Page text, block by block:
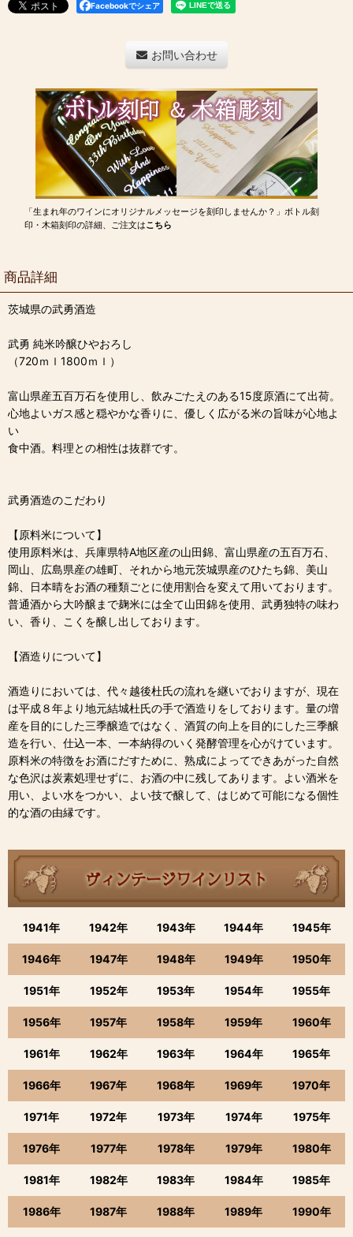
Facebookでシェア
お問い合わせ
「生まれ年のワインにオリジナルメッセージを刻印しませんか？」ボトル刻
印・木箱刻印の詳細、ご注文はこちら
商品詳細
茨城県の武勇酒造
武勇 純米吟醸ひやおろし
（720ｍｌ1800ｍｌ）
富山県産五百万石を使用し、飲みごたえのある15度原酒にて出荷。
心地よいガス感と穏やかな香りに、優しく広がる米の旨味が心地よ
い
食中酒。料理との相性は抜群です。
武勇酒造のこだわり
【原料米について】
使用原料米は、兵庫県特A地区産の山田錦、富山県産の五百万石、
岡山、広島県産の雄町、それから地元茨城県産のひたち錦、美山
錦、日本晴をお酒の種類ごとに使用割合を変えて用いております。
普通酒から大吟醸まで麹米には全て山田錦を使用、武勇独特の味わ
い、香り、こくを醸し出しております。
【酒造りについて】
酒造りにおいては、代々越後杜氏の流れを継いでおりますが、現在
は平成８年より地元結城杜氏の手で酒造りをしております。量の増
産を目的にした三季醸造ではなく、酒質の向上を目的にした三季醸
造を行い、仕込一本、一本納得のいく発酵管理を心がけています。
原料米の特徴をお酒にだすために、熟成によってできあがった自然
な色沢は炭素処理せずに、お酒の中に残してあります。よい酒米を
用い、よい水をつかい、よい技で醸して、はじめて可能になる個性
的な酒の由縁です。
1941年 1942年 1943年 1944年 1945年
1946年 1947年 1948年 1949年 1950年
1951年 1952年 1953年 1954年 1955年
1956年 1957年 1958年 1959年 1960年
1961年 1962年 1963年 1964年 1965年
1966年 1967年 1968年 1969年 1970年
1971年 1972年 1973年 1974年 1975年
1976年 1977年 1978年 1979年 1980年
1981年 1982年 1983年 1984年 1985年
1986年 1987年 1988年 1989年 1990年